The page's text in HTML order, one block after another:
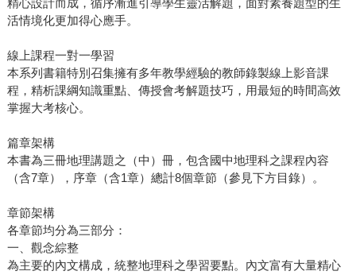
精心設計而成，循序漸進引導學生靈活解題，面對素養題型的生
活情境化更加得心應手。
線上課程一對一學習
本系列書籍特別召集擁有多年教學經驗的教師錄製線上影音課
程，精析課綱知識重點、傳授會考解題技巧，用最短的時間高效
掌握大考核心。
篇章架構
本書為三冊地理講題之（中）冊，包含國中地理科之課程內容
（含7章），序章（含1章）總計8個章節（參見下方目錄）。
章節架構
各章節均分為三部分：
一、觀念綜整
為主要的內文構成，統整地理科之學習要點。內文富有大量精心